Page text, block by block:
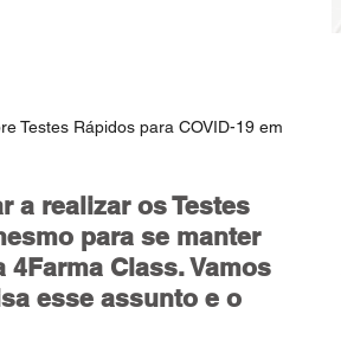
Testes Rápidos para COVID-19 em
a realizar os Testes
para se manter
Class. Vamos
esse assunto e o